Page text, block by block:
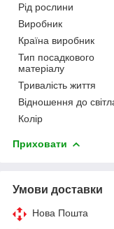
Рід рослини
Виробник
Країна виробник
Тип посадкового
матеріалу
Тривалість життя
Відношення до
Колір
Приховати
Умови доставки
Нова Пошта